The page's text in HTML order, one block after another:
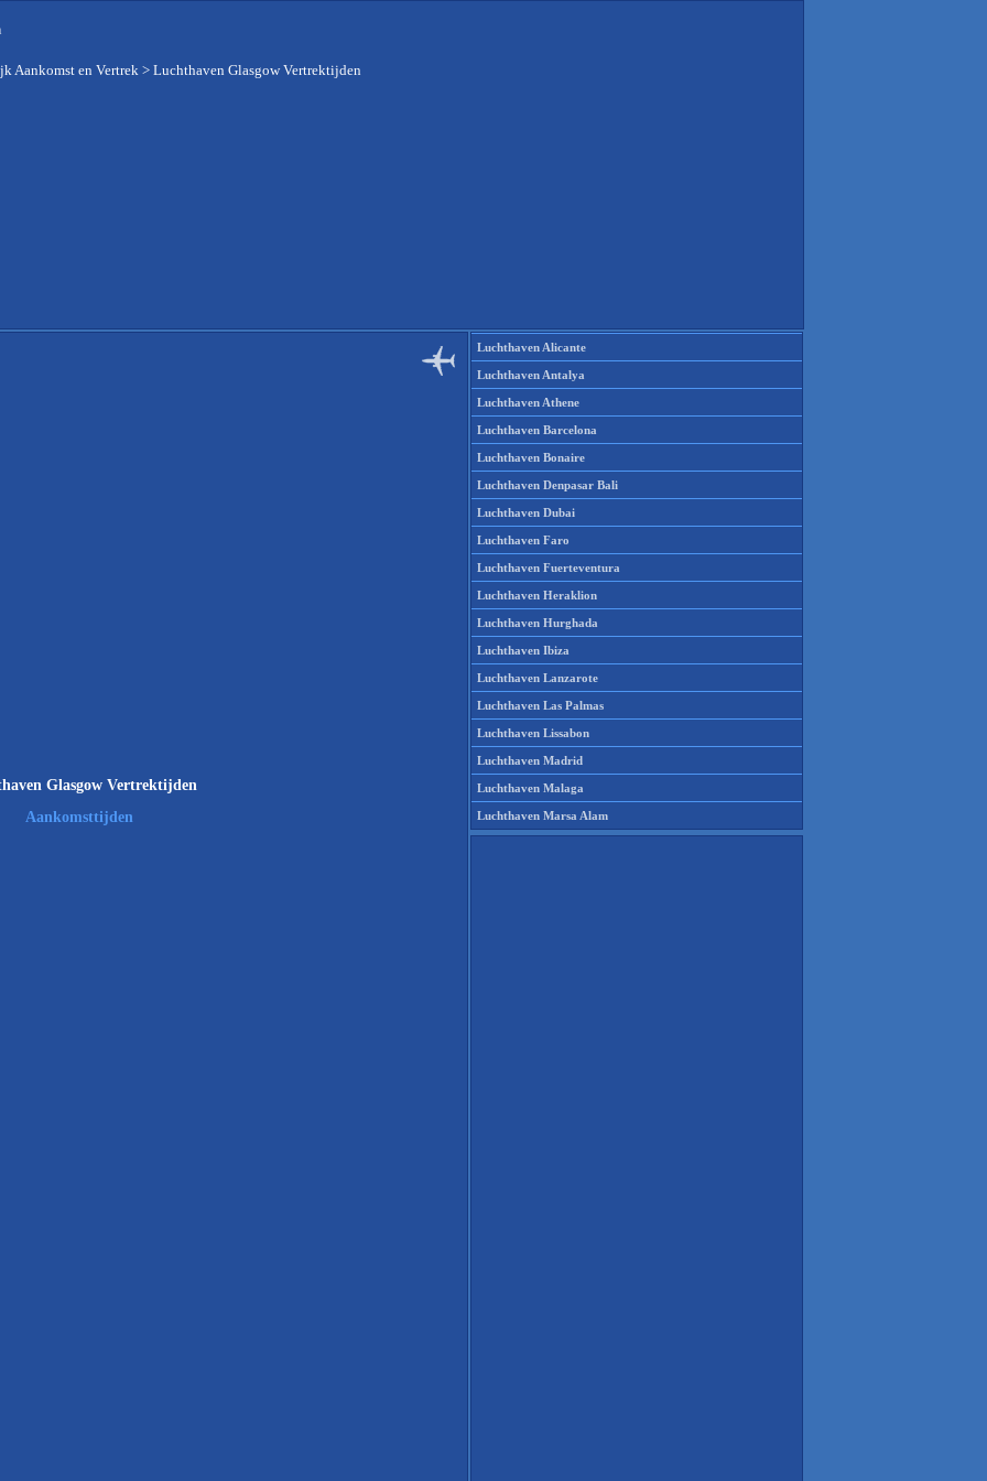
Aankomst en Vertrek > Luchthaven Glasgow Vertrektijden
Glasgow Vertrektijden
Aankomsttijden
Luchthaven Alicante
Luchthaven Antalya
Luchthaven Athene
Luchthaven Barcelona
Luchthaven Bonaire
Luchthaven Denpasar Bali
Luchthaven Dubai
Luchthaven Faro
Luchthaven Fuerteventura
Luchthaven Heraklion
Luchthaven Hurghada
Luchthaven Ibiza
Luchthaven Lanzarote
Luchthaven Las Palmas
Luchthaven Lissabon
Luchthaven Madrid
Luchthaven Malaga
Luchthaven Marsa Alam